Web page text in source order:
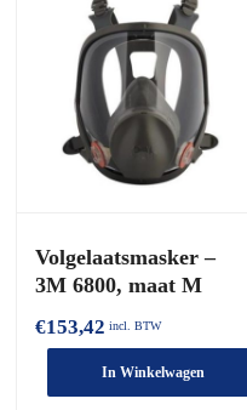
Volgelaatsmasker –
3M 6800, maat M
€153,42 incl. BTW
In Winkelwagen